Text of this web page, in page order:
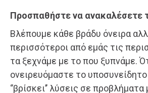
Προσπαθήστε να ανακαλέσετε
Βλέπουμε κάθε βράδυ όνειρα
περισσότεροι από εμάς τις
τα ξεχνάμε με το που ξυπνάμε.
ονειρευόμαστε το
‘’βρίσκει’’ λύσεις σε